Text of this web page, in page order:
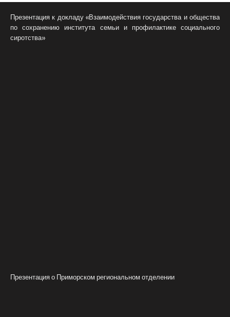
Презентация к докладу «Взаимодействия государства и общества
по сохранению института семьи и профилактике социального
сиротства»
Презентация о Приморском региональном отделении